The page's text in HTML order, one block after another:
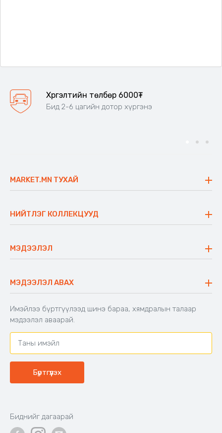
Хүргэлтийн төлбөр 6000₮
Бид 2-6 цагийн дотор хүргэнэ
MARKET.MN ТУХАЙ
Үнэт зүйлс
Ажлын байр
Блог
НИЙТЛЭГ КОЛЛЕКЦУУД
Сүүдрэвч
Аяны ширээ
Аяны түшлэгтэй сандал
МЭДЭЭЛЭЛ
Буцаалтын журам
Захиалга шалгах
Хамтран ажиллах
Холбоо барих
МЭДЭЭЛЭЛ АВАХ
Имэйлээ бүртгүүлээд шинэ бараа, хямдралын талаар
мэдээлэл аваарай.
Бүртгүүлэх
Биднийг дагаарай